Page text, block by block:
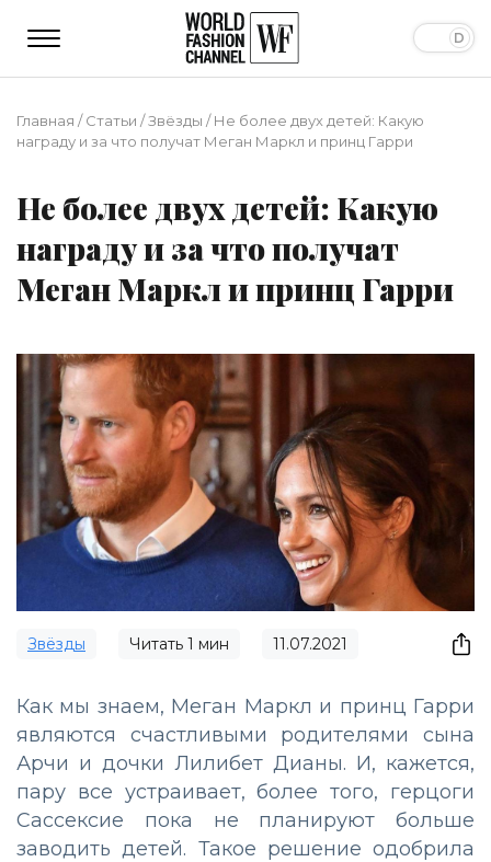
Главная /Статьи /Звёзды /Не более двух детей: Какую
награду и за что получат Меган Маркл и принц Гарри
Не более двух детей: Какую
награду и за что получат
Меган Маркл и принц Гарри
Звёзды Читать 1 мин 11.07.2021
Как мы знаем, Меган Маркл и принц Гарри
являются счастливыми родителями сына
Арчи и дочки Лилибет Дианы. И, кажется,
пару все устраивает, более того, герцоги
Сассексие пока не планируют больше
заводить детей. Такое решение одобрила